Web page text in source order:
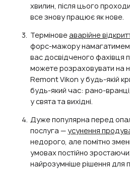
хвилин, після цього
все знову працює як нове.
Терміновеаварійне
форс-мажору
вас досвідченого фахівця
можете розраховувати на
Remont Vikon у будь-якій
будь-який час: рано-вранці,
у свята та вихідні.
Дуже популярна перед
послуга —усунення
недорого, але помітно
умовах постійно
найрозумніше рішення для